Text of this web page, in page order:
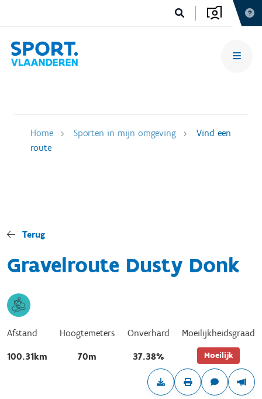
Home Sporten in mijn omgeving
Vind een
route
Terug
Gravelroute Dusty Donk
Afstand
100.31km
Hoogtemeters
70m
Onverhard
37.38%
Moeilijkheidsgraad
Moeilijk